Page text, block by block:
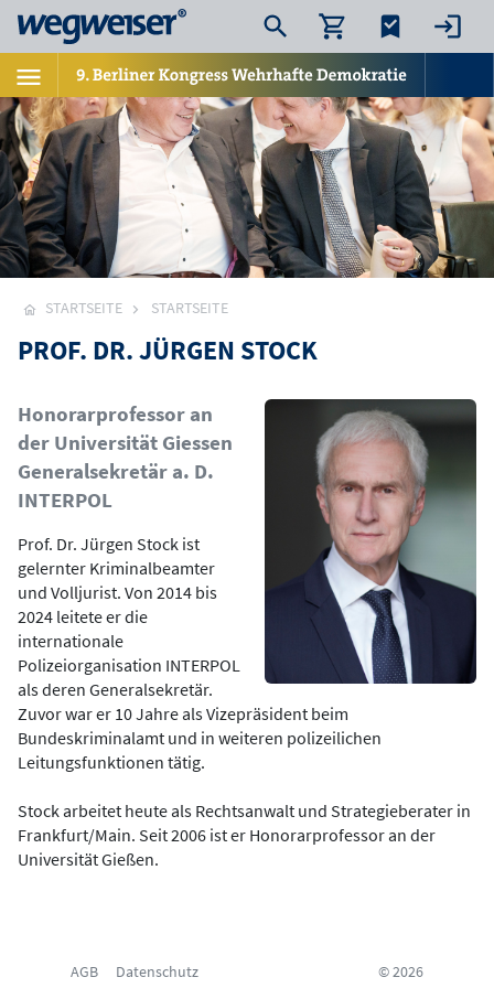
STARTSEITE STARTSEITE
PROF. DR. JÜRGEN STOCK
Bild
Honorarprofessor an
der Universität Giessen
Generalsekretär a. D.
INTERPOL
Prof. Dr. Jürgen Stock ist
gelernter Kriminalbeamter
und Volljurist. Von 2014 bis
2024 leitete er die
internationale
Polizeiorganisation INTERPOL
als deren Generalsekretär.
Zuvor war er 10 Jahre als Vizepräsident beim
Bundeskriminalamt und in weiteren polizeilichen
Leitungsfunktionen tätig.
Stock arbeitet heute als Rechtsanwalt und Strategieberater in
Frankfurt/Main. Seit 2006 ist er Honorarprofessor an der
Universität Gießen.
AGB
Datenschutz
© 2026